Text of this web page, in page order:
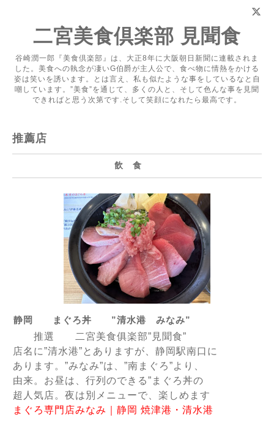
二宮美食倶楽部 見聞食
谷崎潤一郎『美食倶楽部』は、大正8年に大阪朝日新聞に連載されま
した。美食への執念が凄いG伯爵が主人公で、食べ物に情熱をかける
姿は笑いを誘います。とは言え、私も似たような事をしているなと自
嘲しています。”美食”を通じて、多くの人と、そして色んな事を見聞
できればと思う次第です.そして笑顔になれたら最高です。
推薦店
飲 食
静岡 まぐろ丼 ”清水港 みなみ”
推選 二宮美食俱楽部”見聞食”
店名に”清水港”とありますが、静岡駅南口に
あります。”みなみ”は、”南まぐろ”より、
由来。お昼は、行列のできる”まぐろ丼の
超人気店。夜は別メニューで、楽しめます
まぐろ専門店みなみ｜静岡 焼津港・清水港